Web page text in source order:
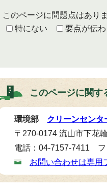
このページに問題点はあり
特にない
要点が伝
このページに関す
環境部 クリーンセンタ
〒270-0174 流山市下花
電話：04-7157-7411 フ
お問い合わせは専用